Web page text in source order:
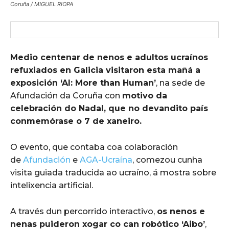
Coruña / MIGUEL RIOPA
Medio centenar de nenos e adultos ucraínos
refuxiados en Galicia visitaron esta mañá a
exposición ‘AI: More than Human’, na sede de
Afundación da Coruña con motivo da
celebración do Nadal, que no devandito país
conmemórase o 7 de xaneiro.
O evento, que contaba coa colaboración
de Afundación e AGA-Ucraína, comezou cunha
visita guiada traducida ao ucraíno, á mostra sobre
intelixencia artificial.
A través dun percorrido interactivo, os nenos e
nenas puideron xogar co can robótico ‘Aibo’,